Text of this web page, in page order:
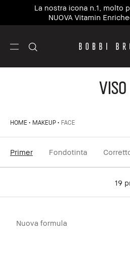
Preparati in 5 minuti -
misura per te approfittando
VISO
HOME MAKEUP FACE
Primer Fondotinta
19
Nuova formula